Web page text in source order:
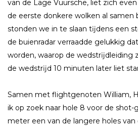
van de Lage Vuursche, liet zich
de eerste donkere wolken al samen
stonden we in te slaan tĳdens een
de buienradar verraadde gelukkig
worden, waarop de wedstrĳdleiding
de wedstrĳd 10 minuten later liet
Samen met flightgenoten William,
ik op zoek naar hole 8 voor de shot-
meter een van de langere holes van